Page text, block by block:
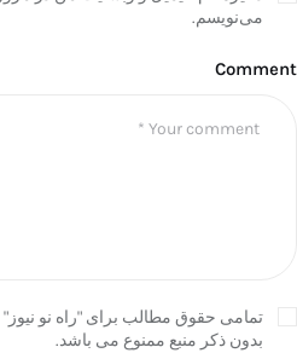
می‌نویسم.
Comment
تمامی حقوق مطالب برای "راه نو
بدون ذکر منبع ممنوع می باشد.